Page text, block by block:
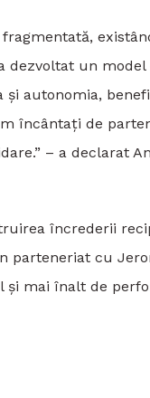
un
autonomia,
încântați de
– a declarat
încrederii
parteneriat cu
mai înalt de